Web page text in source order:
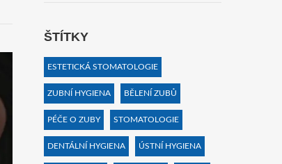
ŠTÍTKY
ESTETICKÁ STOMATOLOGIE
ZUBNÍ HYGIENA BĚLENÍ ZUBŮ
PÉČE O ZUBY STOMATOLOGIE
DENTÁLNÍ HYGIENA ÚSTNÍ HYGIENA